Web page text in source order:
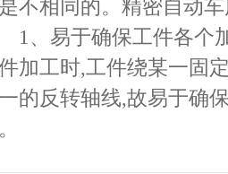
不相同的。精密自动
易于确保工件各个
加工时,工件绕某一固
的反转轴线,故易于确